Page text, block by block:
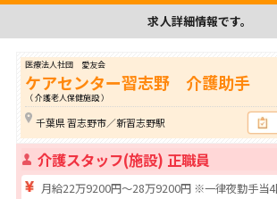
求人詳細情報です。
医療法人社団 愛友会
ケアセンター習志野 介護助手
（ 介護老人保健施設 ）
千葉県 習志野市／新習志野駅
介護スタッフ(施設) 正職員
月給22万9200円～28万9200円 ※一律夜勤手当